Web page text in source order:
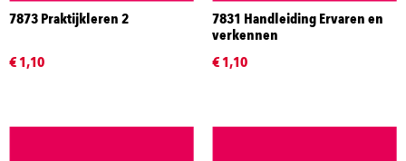
7873 Praktijkleren 2
€ 1,10
7831 Handleiding Ervaren en
verkennen
€ 1,10